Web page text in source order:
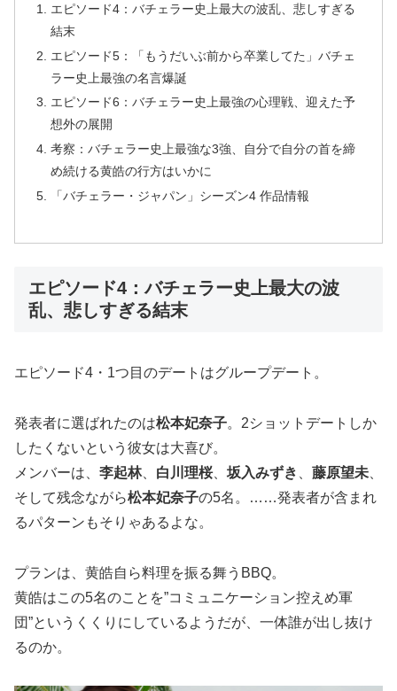
エピソード4：バチェラー史上最大の波乱、悲しすぎる
結末
エピソード5：「もうだいぶ前から卒業してた」バチェ
ラー史上最強の名言爆誕
エピソード6：バチェラー史上最強の心理戦、迎えた予
想外の展開
考察：バチェラー史上最強な3強、自分で自分の首を締
め続ける黄皓の行方はいかに
「バチェラー・ジャパン」シーズン4 作品情報
エピソード4：バチェラー史上最大の波
乱、悲しすぎる結末
エピソード4・1つ目のデートはグループデート。
発表者に選ばれたのは松本妃奈子。2ショットデートしか
したくないという彼女は大喜び。
メンバーは、 李起林、 白川理桜、 坂入みずき 藤原望未
そして残念ながら松本妃奈子の5名。……発表者が含まれ
るパターンもそりゃあるよな。
プランは、黄皓自ら料理を振る舞うBBQ。
黄皓はこの5名のことを”コミュニケーション控えめ軍
団”というくくりにしているようだが、一体誰が出し抜け
るのか。